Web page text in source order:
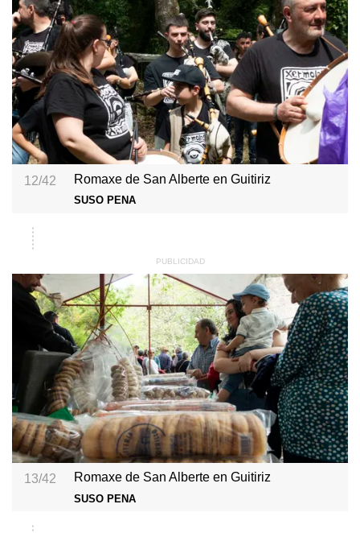
12/42 Romaxe de San Alberte en Guitiriz
SUSO PENA
13/42 Romaxe de San Alberte en Guitiriz
SUSO PENA